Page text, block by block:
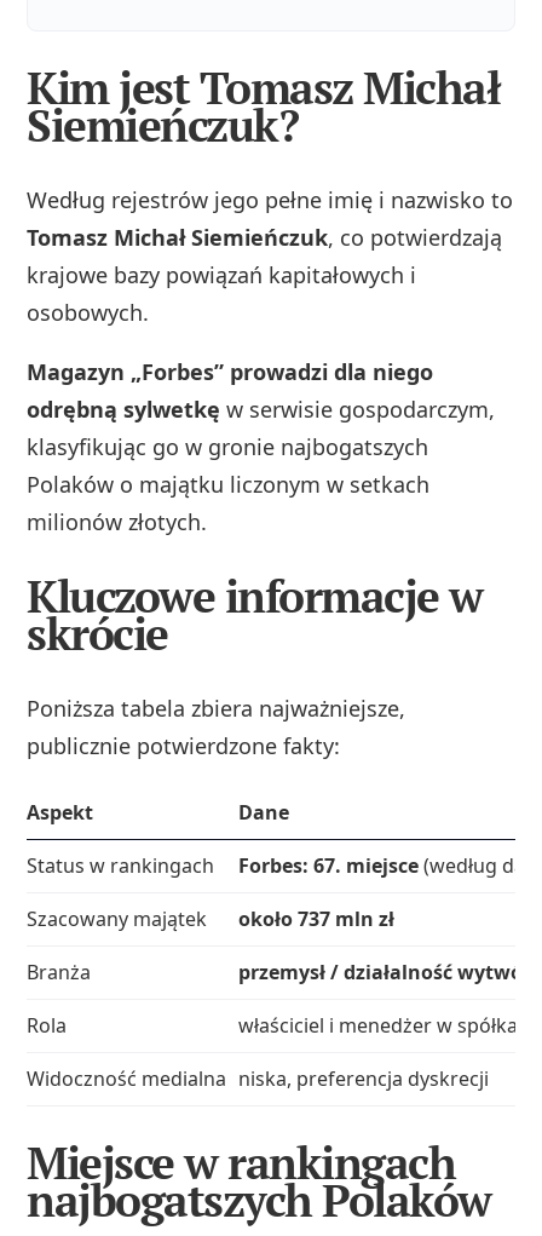
Kim jest Tomasz Michał
Siemieńczuk?
Według rejestrów jego pełne imię i nazwisko to
Tomasz Michał Siemieńczuk, co potwierdzają
krajowe bazy powiązań kapitałowych i
osobowych.
Magazyn „Forbes” prowadzi dla niego
odrębną sylwetkę w serwisie gospodarczym,
klasyfikując go w gronie najbogatszych
Polaków o majątku liczonym w setkach
milionów złotych.
Kluczowe informacje w
skrócie
Poniższa tabela zbiera najważniejsze,
publicznie potwierdzone fakty:
Aspekt
Dane
Status w rankingach
Forbes: 67. miejsce(według
Szacowany majątek
około 737 mln zł
Branża
przemysł / działalność
Rola
właściciel i menedżer w
Widoczność medialna niska, preferencja dyskrecji
Miejsce w rankingach
najbogatszych Polaków